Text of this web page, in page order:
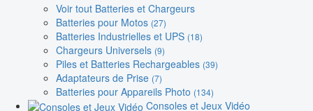
Voir tout Batteries et Chargeurs
Batteries pour Motos (27)
Batteries Industrielles et UPS (18)
Chargeurs Universels (9)
Piles et Batteries Rechargeables (39)
Adaptateurs de Prise (7)
Batteries pour Appareils Photo (134)
Consoles et Jeux Vidéo